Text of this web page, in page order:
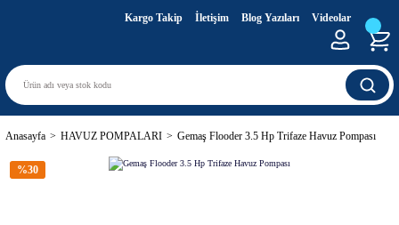
Kargo Takip İletişim Blog Yazıları Videolar
Anasayfa HAVUZ POMPALARI Gemaş Flooder 3.5 Hp Trifaze Havuz Pompası
%30